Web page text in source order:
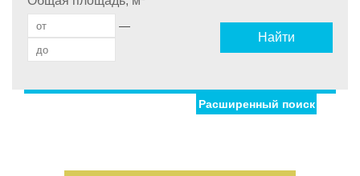
—
Найти
Дом
Жилая площадь
Расширенный поиск